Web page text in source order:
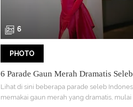
6
PHOTO
6 Parade Gaun Merah Dramatis
Pesona Fuji Bak Pengantin India-Hot
Sophia Latjuba yang Tampil Megah
Lihat di sini beberapa parade seleb
memakai gaun merah yang dramatis,